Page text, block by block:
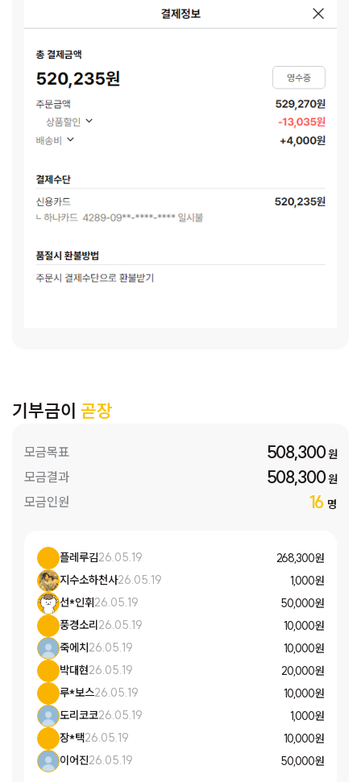
기부금이 곧장
모금목표 508,300원
모금결과 508,300원
모금인원 16 명
플레루김26.05.19
268,300 원
지수소하천사26.05.19
1,000 원
선*인휘 26.05.19
50,000 원
풍경소리 26.05.19
10,000 원
죽에치 26.05.19
10,000 원
박대현26.05.19
20,000 원
루*보스26.05.19
10,000 원
도리코코26.05.19
1,000 원
장*택26.05.19
10,000 원
이어진26.05.19 50,000 원